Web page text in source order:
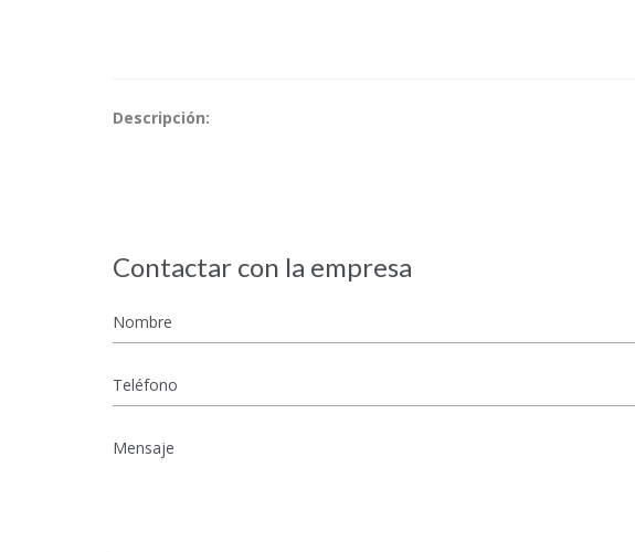
Descripción:
Contactar con la empresa
Nombre
Teléfono
Mensaje